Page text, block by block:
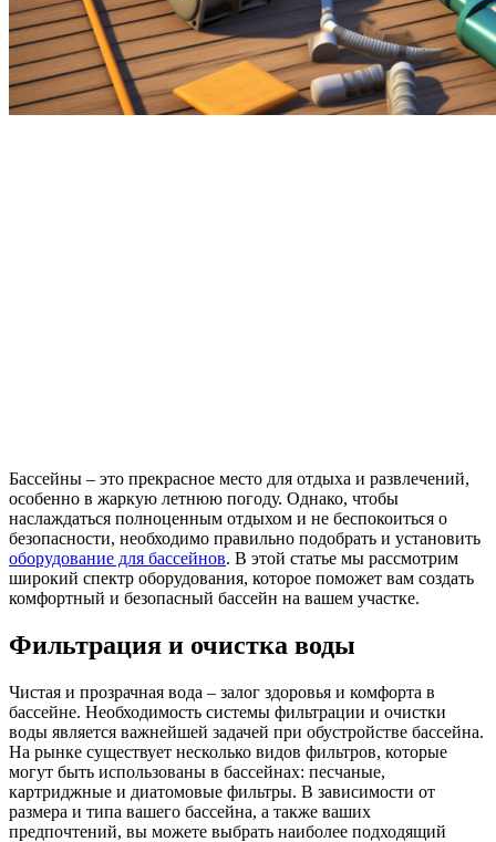
Бассейны – это прекрасное место для отдыха и развлечений,
особенно в жаркую летнюю погоду. Однако, чтобы
наслаждаться полноценным отдыхом и не беспокоиться о
безопасности, необходимо правильно подобрать и установить
оборудование для бассейнов. В этой статье мы рассмотрим
широкий спектр оборудования, которое поможет вам создать
комфортный и безопасный бассейн на вашем участке.
Фильтрация и очистка воды
Чистая и прозрачная вода – залог здоровья и комфорта в
бассейне. Необходимость системы фильтрации и очистки
воды является важнейшей задачей при обустройстве бассейна.
На рынке существует несколько видов фильтров, которые
могут быть использованы в бассейнах: песчаные,
картриджные и диатомовые фильтры. В зависимости от
размера и типа вашего бассейна, а также ваших
предпочтений, вы можете выбрать наиболее подходящий